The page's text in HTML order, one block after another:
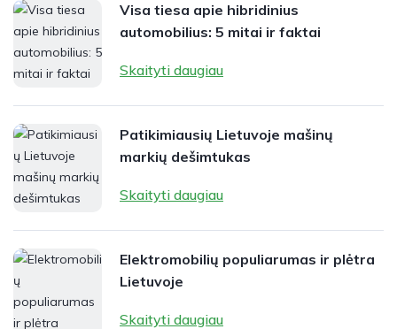
Visa tiesa apie hibridinius
automobilius: 5 mitai ir faktai
Skaityti daugiau
Patikimiausių Lietuvoje mašinų
markių dešimtukas
Skaityti daugiau
Elektromobilių populiarumas ir plėtra
Lietuvoje
Skaityti daugiau